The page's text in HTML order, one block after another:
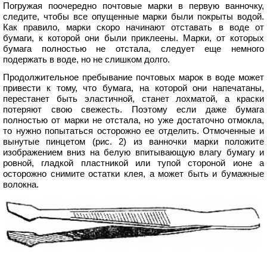
Погружая поочередно почтовые марки в первую ванночку,
следите, чтобы все опущенные марки были покрыты водой.
Как правило, марки скоро начинают отставать в воде от
бумаги, к которой они были приклеены. Марки, от которых
бумага полностью не отстала, следует еще немного
подержать в воде, но не слишком долго.
Продолжительное пребывание почтовых марок в воде может
привести к тому, что бумага, на которой они напечатаны,
перестанет быть эластичной, станет лохматой, а краски
потеряют свою свежесть. Поэтому если даже бумага
полностью от марки не отстала, но уже достаточно отмокла,
то нужно попытаться осторожно ее отделить. Отмоченные и
вынутые пинцетом (рис. 2) из ванночки марки положите
изображением вниз на белую впитывающую влагу бумагу и
ровной, гладкой пластникой или тупой стороной ионе а
осторожно снимите остатки клея, а может быть и бумажные
волокна.